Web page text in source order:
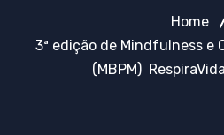
Home
3ª edição de Mindfulness e
(MBPM)